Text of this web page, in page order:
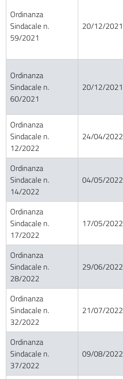
Ordinanza
Sindacale n.
59/2021
20/12/2021
Ordinanza
Sindacale n.
60/2021
20/12/2021
Ordinanza
Sindacale n.
12/2022
24/04/2022
Ordinanza
Sindacale n.
14/2022
04/05/2022
Ordinanza
Sindacale n.
17/2022
17/05/2022
Ordinanza
Sindacale n.
28/2022
29/06/2022
Ordinanza
Sindacale n.
32/2022
21/07/2022
Ordinanza
Sindacale n.
37/2022
09/08/2022